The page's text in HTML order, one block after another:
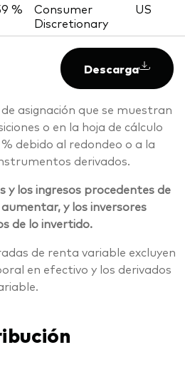
%
Consumer
Discretionary
US
Descarga
asignación que se muestran
o en la hoja de cálculo
debido al redondeo o a la
derivados.
y los ingresos procedentes de
y los inversores
de lo invertido.
de renta variable excluyen
en efectivo y los derivados